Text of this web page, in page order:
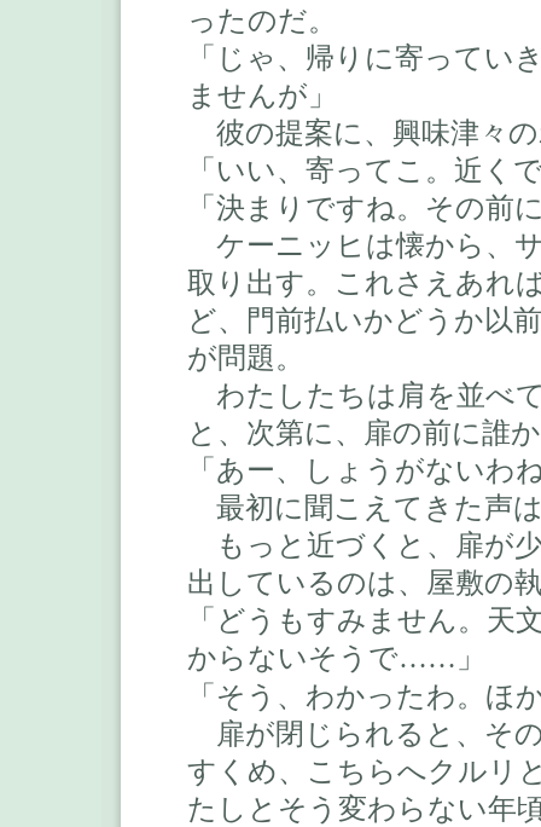
ったのだ。
「じゃ、帰りに寄って
ませんが」
彼の提案に、興味津々
「いい、寄ってこ。近く
「決まりですね。その前
ケーニッヒは懐から、
取り出す。これさえあれ
ど、門前払いかどうか以
が問題。
わたしたちは肩を並べ
と、次第に、扉の前に誰
「あー、しょうがないわ
最初に聞こえてきた声
もっと近づくと、扉が
出しているのは、屋敷の
「どうもすみません。天
からないそうで…… 」
「そう、わかったわ。ほ
扉が閉じられると、そ
すくめ、こちらへクルリ
たしとそう変わらない年